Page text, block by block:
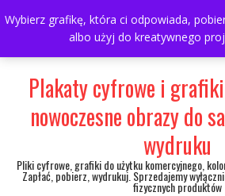
Wybierz grafikę, która ci odpowiada,
albo użyj do kreatywnego
to
697063361
My
Plakaty cyfrowe i
nowoczesne obrazy do
wydruku
Pliki cyfrowe, grafiki do użytku komercyjnego,
Zapłać, pobierz, wydrukuj. Sprzedajemy
fizycznych produktów